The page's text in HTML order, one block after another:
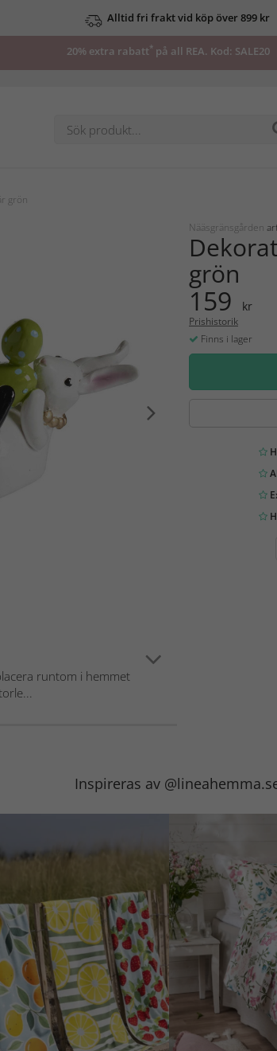
Alltid fri frakt vid köp över 899 kr
20% extra rabatt*på all REA. Kod: SALE20
grön
runtom i hemmet
Nääsgränsgården
grön
159 kr
Prishistorik
Finns i lager
Inspireras av